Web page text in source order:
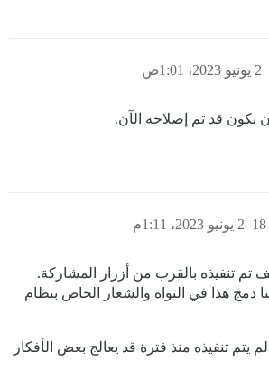
2 يونيو 2023، 1:01ص
يكون قد تم إصلاحه الآن.
2 يونيو 2023، 1:11م 18
تم تنفيذه بالقرب من أزرار المشاركة.
دمج هذا في النواة والشعار الخاص بنظام
يتم تنفيذه منذ فترة قد يعالج بعض الأفكار